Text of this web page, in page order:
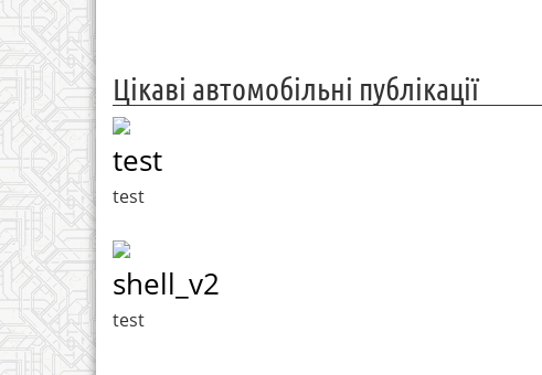
Цікаві автомобільні публікації
test
test
shell_v2
test